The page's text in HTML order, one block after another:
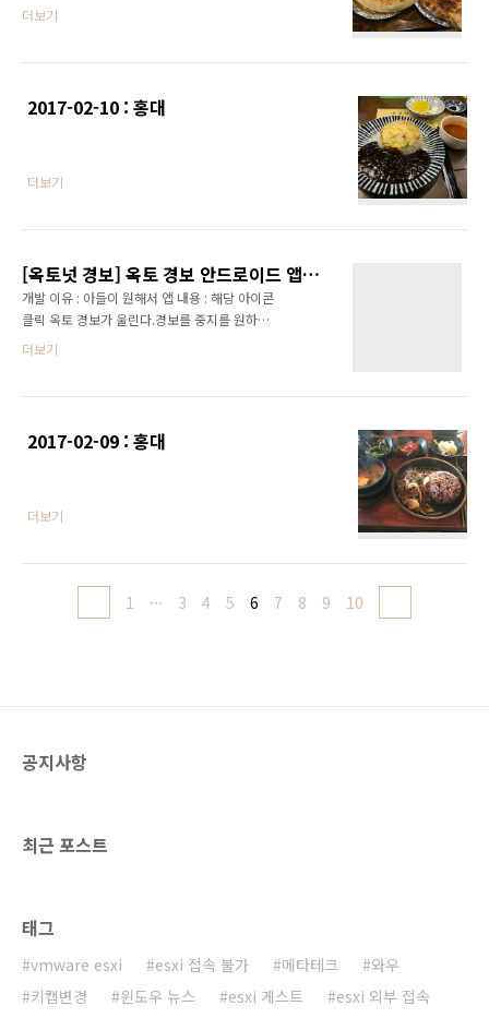
더보기
2017-02-10 : 홍대
더보기
[옥토넛 경보] 옥토 경보 안드로이드 앱 런칭!
개발 이유 : 아들이 원해서 앱 내용 : 해당 아이콘
클릭 옥토 경보가 울린다.경보를 중지를 원하면
다시 누른다. 끝. 조만간 덜 귀찮을때 github를
더보기
2017-02-09 : 홍대
더보기
1 ··· 3 4 5 6 7 8 9 10
공지사항
최근 포스트
태그
vmware esxi esxi 접속 불가 메타테크
와우
키캡변경
윈도우 뉴스 esxi 게스트
esxi 외부 접속